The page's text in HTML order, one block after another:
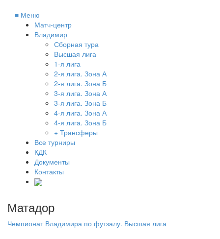
≡ Меню
Матч-центр
Владимир
Сборная тура
Высшая лига
1-я лига
2-я лига. Зона А
2-я лига. Зона Б
3-я лига. Зона А
3-я лига. Зона Б
4-я лига. Зона А
4-я лига. Зона Б
+ Трансферы
Все турниры
КДК
Документы
Контакты
Матадор
Чемпионат Владимира по футзалу. Высшая лига